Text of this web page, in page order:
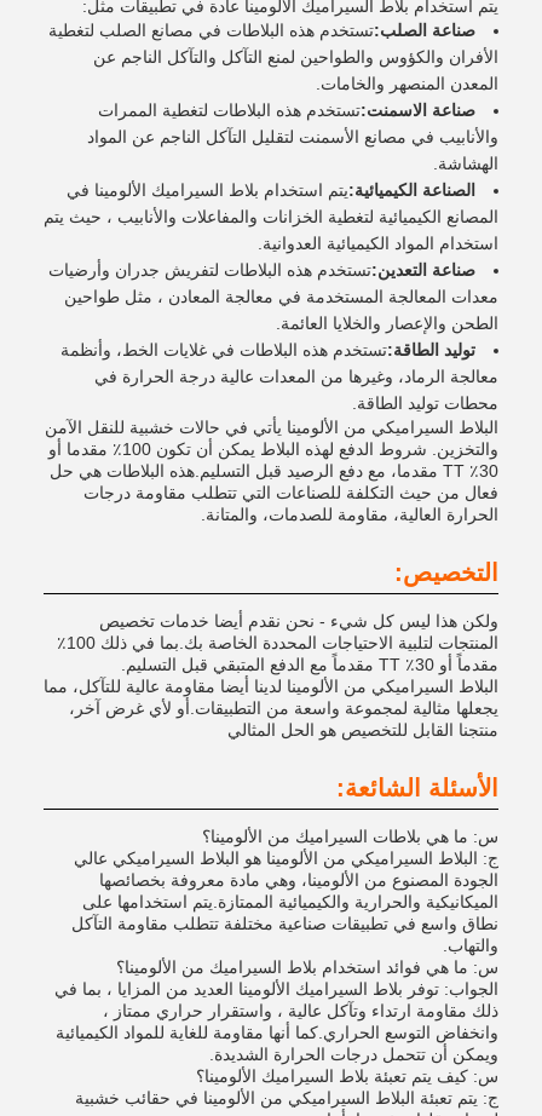
يتم استخدام بلاط السيراميك الألومينا عادة في تطبيقات مثل:
صناعة الصلب:تستخدم هذه البلاطات في مصانع الصلب لتغطية
الأفران والكؤوس والطواحين لمنع التآكل والتآكل الناجم عن
المعدن المنصهر والخامات.
صناعة الاسمنت:تستخدم هذه البلاطات لتغطية الممرات
والأنابيب في مصانع الأسمنت لتقليل التآكل الناجم عن المواد
الهشاشة.
الصناعة الكيميائية:يتم استخدام بلاط السيراميك الألومينا في
المصانع الكيميائية لتغطية الخزانات والمفاعلات والأنابيب ، حيث يتم
استخدام المواد الكيميائية العدوانية.
صناعة التعدين:تستخدم هذه البلاطات لتفريش جدران وأرضيات
معدات المعالجة المستخدمة في معالجة المعادن ، مثل طواحين
الطحن والإعصار والخلايا العائمة.
توليد الطاقة:تستخدم هذه البلاطات في غلايات الخط، وأنظمة
معالجة الرماد، وغيرها من المعدات عالية درجة الحرارة في
محطات توليد الطاقة.
البلاط السيراميكي من الألومينا يأتي في حالات خشبية للنقل الآمن
والتخزين. شروط الدفع لهذه البلاط يمكن أن تكون 100٪ مقدما أو
30٪ TT مقدما، مع دفع الرصيد قبل التسليم.هذه البلاطات هي حل
فعال من حيث التكلفة للصناعات التي تتطلب مقاومة درجات
الحرارة العالية، مقاومة للصدمات، والمتانة.
التخصيص:
ولكن هذا ليس كل شيء - نحن نقدم أيضا خدمات تخصيص
المنتجات لتلبية الاحتياجات المحددة الخاصة بك.بما في ذلك 100٪
مقدماً أو 30٪ TT مقدماً مع الدفع المتبقي قبل التسليم.
البلاط السيراميكي من الألومينا لدينا أيضا مقاومة عالية للتآكل، مما
يجعلها مثالية لمجموعة واسعة من التطبيقات.أو لأي غرض آخر،
منتجنا القابل للتخصيص هو الحل المثالي
الأسئلة الشائعة:
س: ما هي بلاطات السيراميك من الألومينا؟
ج: البلاط السيراميكي من الألومينا هو البلاط السيراميكي عالي
الجودة المصنوع من الألومينا، وهي مادة معروفة بخصائصها
الميكانيكية والحرارية والكيميائية الممتازة.يتم استخدامها على
نطاق واسع في تطبيقات صناعية مختلفة تتطلب مقاومة التآكل
والتهاب.
س: ما هي فوائد استخدام بلاط السيراميك من الألومينا؟
الجواب: توفر بلاط السيراميك الألومينا العديد من المزايا ، بما في
ذلك مقاومة ارتداء وتآكل عالية ، واستقرار حراري ممتاز ،
وانخفاض التوسع الحراري.كما أنها مقاومة للغاية للمواد الكيميائية
ويمكن أن تتحمل درجات الحرارة الشديدة.
س: كيف يتم تعبئة بلاط السيراميك الألومينا؟
ج: يتم تعبئة البلاط السيراميكي من الألومينا في حقائب خشبية